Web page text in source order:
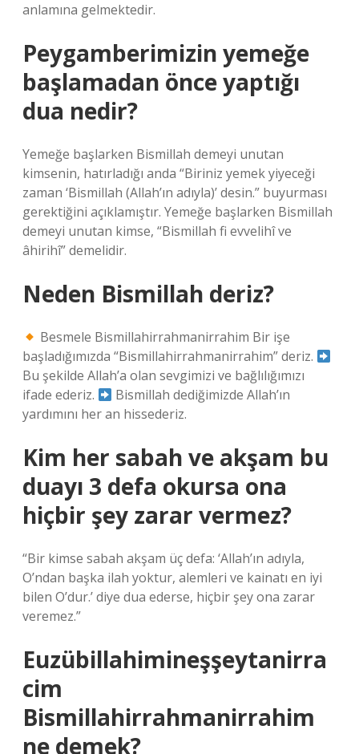
anlamına gelmektedir.
Peygamberimizin yemeğe
başlamadan önce yaptığı
dua nedir?
Yemeğe başlarken Bismillah demeyi unutan
kimsenin, hatırladığı anda “Biriniz yemek yiyeceği
zaman ‘Bismillah (Allah’ın adıyla)’ desin.” buyurması
gerektiğini açıklamıştır. Yemeğe başlarken Bismillah
demeyi unutan kimse, “Bismillah fi evvelihî ve
âhirihî” demelidir.
Neden Bismillah deriz?
Besmele Bismillahirrahmanirrahim Bir işe
başladığımızda “Bismillahirrahmanirrahim” deriz.
Bu şekilde Allah’a olan sevgimizi ve bağlılığımızı
ifade ederiz.
Bismillah dediğimizde Allah’ın
yardımını her an hissederiz.
Kim her sabah ve akşam bu
duayı 3 defa okursa ona
hiçbir şey zarar vermez?
“Bir kimse sabah akşam üç defa: ‘Allah’ın adıyla,
O’ndan başka ilah yoktur, alemleri ve kainatı en iyi
bilen O’dur.’ diye dua ederse, hiçbir şey ona zarar
veremez.”
Euzübillahimineşşeytanirra
cim
Bismillahirrahmanirrahim
ne demek?